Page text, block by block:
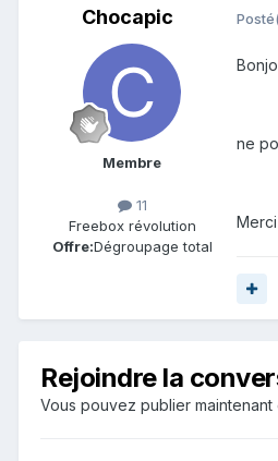
Chocapic
Membre
11
Freebox révolution
Offre:Dégroupage total
ne
Merci
Rejoindre la
Vous pouvez publier